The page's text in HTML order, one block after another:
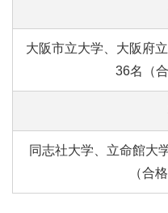
大阪市立大学、大阪府
36名（
同志社大学、立命館大
（合